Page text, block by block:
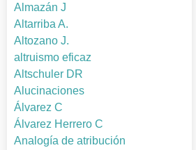
Almazán J
Altarriba A.
Altozano J.
altruismo eficaz
Altschuler DR
Alucinaciones
Álvarez C
Álvarez Herrero C
Analogía de atribución